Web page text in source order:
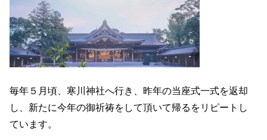
毎年５月頃、寒川神社へ行き、昨年の当座式一式を返却
し、新たに今年の御祈祷をして頂いて帰るをリピートし
ています。